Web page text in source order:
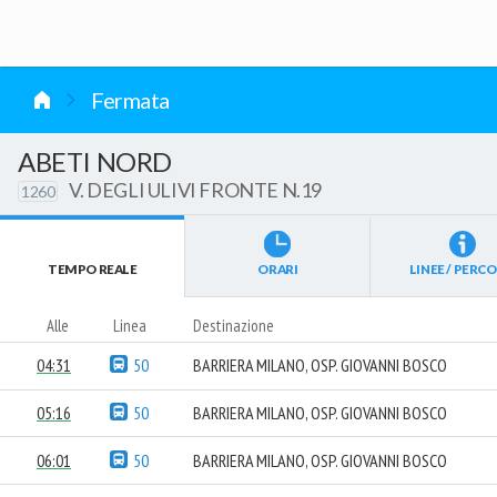
Fermata
ABETI NORD
1260 V. DEGLI ULIVI FRONTE N.19
TEMPO REALE ORARI LINEE /
Alle Linea Destinazione
04:31 50 BARRIERA MILANO, OSP. GIOVANNI BOSCO
05:16 50 BARRIERA MILANO, OSP. GIOVANNI BOSCO
06:01 50 BARRIERA MILANO, OSP. GIOVANNI BOSCO